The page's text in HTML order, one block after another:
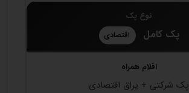
پک کامل اقتصادی
پک شرکتی + یراق اقتصادی